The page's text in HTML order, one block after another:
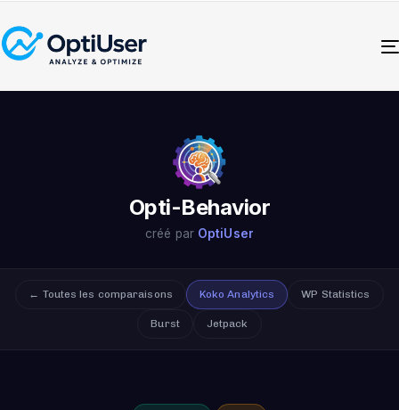
Opti-Behavior
créé par OptiUser
← Toutes les comparaisons Koko Analytics WP Statistics
Burst Jetpack